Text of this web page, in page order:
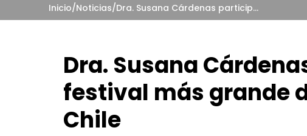
Inicio/Noticias/ Dra. Susana Cárdenas participa en el festival más grande de la naturaleza en Chile
Dra. Susana
festival más grande
Chile